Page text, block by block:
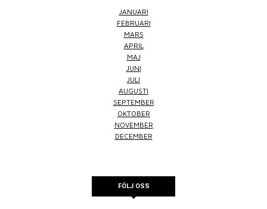
JANUARI
FEBRUARI
MARS
APRIL
MAJ
JUNI
JULI
AUGUSTI
SEPTEMBER
OKTOBER
NOVEMBER
DECEMBER
FÖLJ OSS